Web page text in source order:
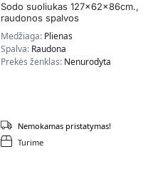
Sodo suoliukas 127x62x86cm.,
raudonos spalvos
Medžiaga: Plienas
Spalva: Raudona
Prekės ženklas: Nenurodyta
Turime
Nemokamas pristatymas!